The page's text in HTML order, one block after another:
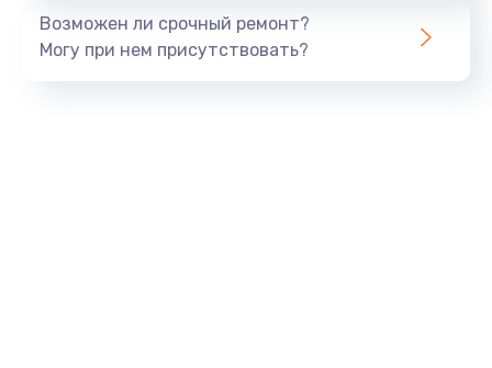
Заказать
Возможен ли срочный ремонт?
Могу при нем присутствовать?